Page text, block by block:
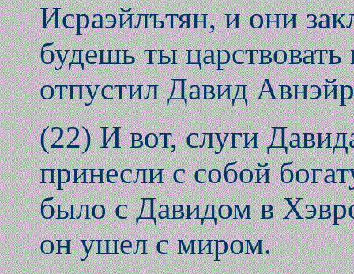
Исраэйлътян, и они
будешь ты
отпустил Давид
(22) И вот, слуги
принесли с собой
было с Давидом в
он ушел с миром.